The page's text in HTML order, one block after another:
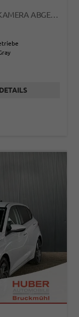
PURE 1.2 MPI / NAVI PDC HINTEN + KAMERA ABGEDUNKELTE SCHEIBEN TEMPOMAT ALU 16"
DETAILS